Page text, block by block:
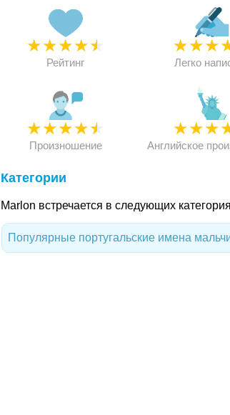
★★★★★
Рейтинг
★★★
Легко
★★★★★
Произношение
★★★
Английское
Категории
Marlon встречается в следующих
Популярные португальские имена